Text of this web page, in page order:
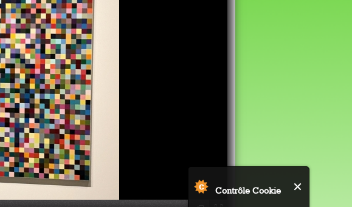
Contrôle Cookie